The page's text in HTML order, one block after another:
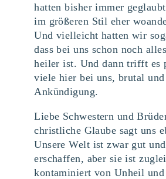
hatten bisher immer
im größeren Stil eher
Und vielleicht hatten wir
dass bei uns schon noch
heiler ist. Und dann trifft es
viele hier bei uns, brutal und
Ankündigung.
Liebe Schwestern und
christliche Glaube sagt uns
Unsere Welt ist zwar gut
erschaffen, aber sie ist
kontaminiert von Unheil